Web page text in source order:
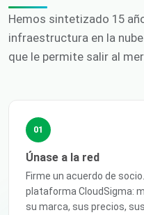
Hemos sintetizado 15
infraestructura en la
que le permite salir al
01
Únase a la red
Firme un acuerdo de
plataforma CloudSigma:
su marca, sus precios,